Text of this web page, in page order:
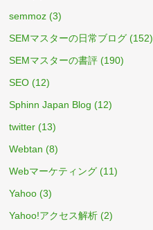
semmoz (3)
SEMマスターの日常ブログ (152)
SEMマスターの書評 (190)
SEO (12)
Sphinn Japan Blog (12)
twitter (13)
Webtan (8)
Webマーケティング (11)
Yahoo (3)
Yahoo!アクセス解析 (2)